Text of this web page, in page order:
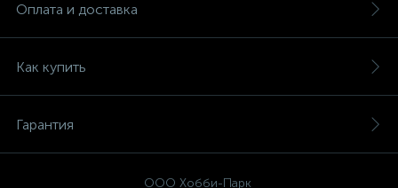
Оплата и доставка
Как купить
Гарантия
ООО Хобби-Парк